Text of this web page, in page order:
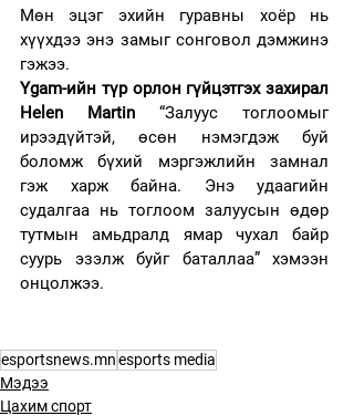
Мөн эцэг эхийн гуравны хоёр нь
хүүхдээ энэ замыг сонговол дэмжинэ
гэжээ.
Ygam-ийн түр орлон гүйцэтгэх захирал
Helen Martin “Залуус тоглоомыг
ирээдүйтэй, өсөн нэмэгдэж буй
боломж бүхий мэргэжлийн замнал
гэж харж байна. Энэ удаагийн
судалгаа нь тоглоом залуусын өдөр
тутмын амьдралд ямар чухал байр
суурь эзэлж буйг баталлаа” хэмээн
онцолжээ.
esportsnews.mnesports media
Мэдээ
Цахим спорт